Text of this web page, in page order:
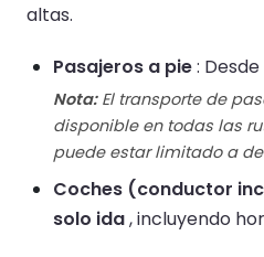
altas.
Pasajeros a pie: Desde
Nota:El transporte de
disponible en todas las
puede estar limitado a
Coches (conductor
solo ida, incluyendo